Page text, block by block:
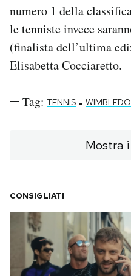
numero 1 della
le tenniste invece
(finalista dell’ultima
Elisabetta Cocciaretto.
Tag: TENNIS -
Mostra
CONSIGLIATI